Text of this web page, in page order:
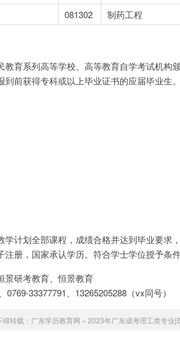
081302 制药工程
教育系列高等学校、高等教育自学考试机构
到前获得专科或以上毕业证书的应届毕业生
学计划全部课程，成绩合格并达到毕业要求
册，国家承认学历。符合学士学位授予条
景研考教育、恒景教育
33377791、13265205288（vx同号）
转载： 广东学历教育网 » 2023年广东成考理工类专业|